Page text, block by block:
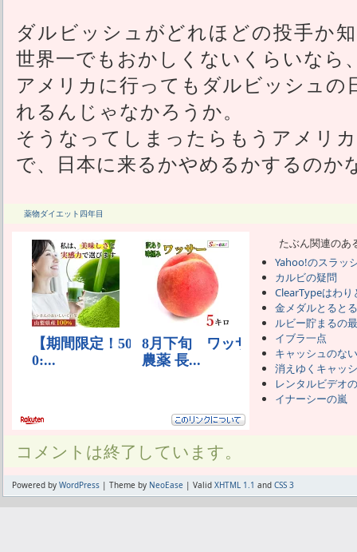
ダルビッシュがどれほどの投手か
世界一でもおかしくないくらいなら
アメリカに行ってもダルビッシュの
れるんじゃなかろうか。
そうなってしまったらもうアメリ
で、日本に来るかやめるかするのか
薬物ダイエット四年目
たぶん関連のあ
Yahoo!のスラッ
カルビの疑問
ClearTypeはわり
金メダルとると
ルビー貯まるの
イブラ一点
キャッシュのな
消えゆくキャッ
レンタルビデオ
イナーシーの嵐
コメントは終了しています。
Powered by WordPress | Theme by NeoEase | Valid XHTML 1.1 and CSS 3